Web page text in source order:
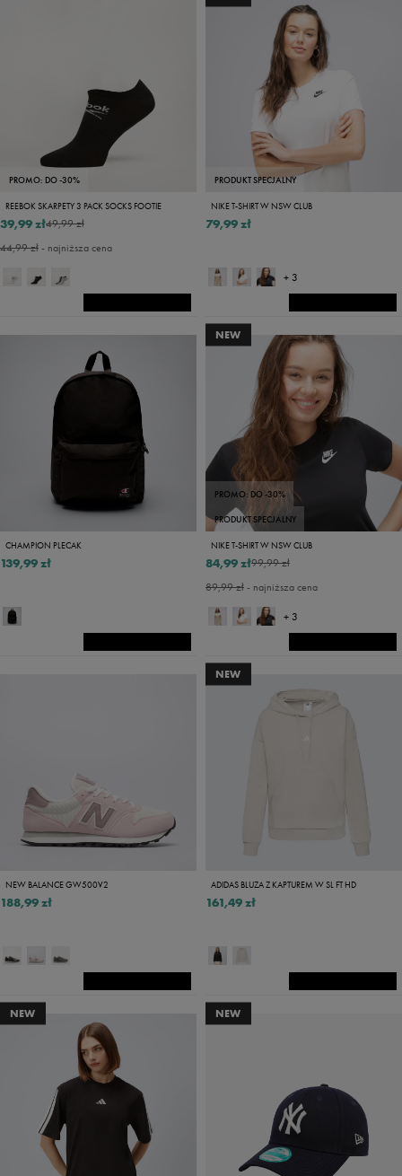
PROMO: DO -30%
REEBOK SKARPETY 3 PACK SOCKS FOOTIE
49,99 zł
39,99 zł
44,99 zł- najniższa cena
PRODUKT SPECJALNY
NIKE T-SHIRT W NSW CLUB
79,99 zł
+ 3
CHAMPION PLECAK
139,99 zł
NEW
PROMO: DO -30%
PRODUKT SPECJALNY
NIKE T-SHIRT W NSW CLUB
99,99 zł
84,99 zł
89,99 zł- najniższa cena
+ 3
NEW BALANCE GW500V2
188,99 zł
NEW
ADIDAS BLUZA Z KAPTUREM W SL FT HD
161,49 zł
NEW NEW